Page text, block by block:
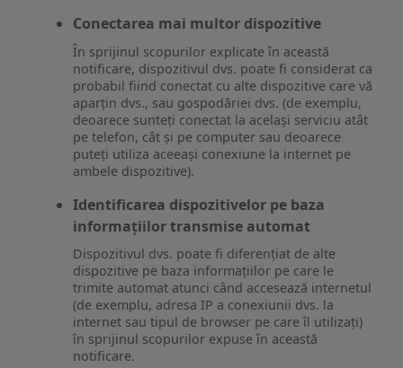
Conectarea mai multor dispozitive
În sprijinul scopurilor explicate în această
notificare, dispozitivul dvs. poate fi considerat ca
probabil fiind conectat cu alte dispozitive care vă
aparțin dvs., sau gospodăriei dvs. (de exemplu,
deoarece sunteți conectat la același serviciu atât
pe telefon, cât și pe computer sau deoarece
puteți utiliza aceeași conexiune la internet pe
ambele dispozitive).
Identificarea dispozitivelor pe baza
informațiilor transmise automat
Dispozitivul dvs. poate fi diferențiat de alte
dispozitive pe baza informațiilor pe care le
trimite automat atunci când accesează internetul
(de exemplu, adresa IP a conexiunii dvs. la
internet sau tipul de browser pe care îl utilizați)
în sprijinul scopurilor expuse în această
notificare.